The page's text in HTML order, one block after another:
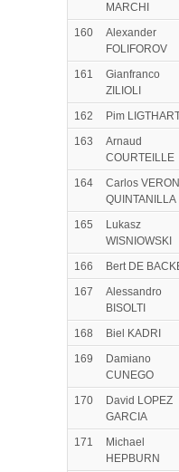
MARCHI
160
Alexander
FOLIFOROV
161
Gianfranco
ZILIOLI
162 Pim
163
Arnaud
COURTEILLE
164
Carlos
QUINTANILLA
165
Lukasz
WISNIOWSKI
166 Bert DE
167
Alessandro
BISOLTI
168 Biel KADRI
169
Damiano
CUNEGO
170
David LOPEZ
GARCIA
171
Michael
HEPBURN